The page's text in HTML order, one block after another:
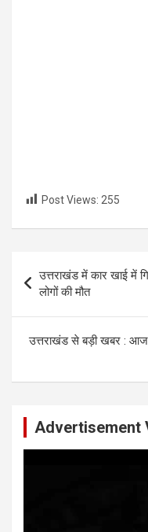
Post Views: 255
navigation
उत्तराखंड में कार खाई में
लोगों की मौत
उत्तराखंड से बड़ी खबर :
Advertisement